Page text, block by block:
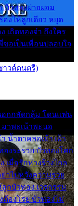
วทองผ่ายผอม
งไห้ลูกเดียว หยุด
เถิดทองจ๋า ถึงใคร
ขอเป็นเพื่อนปลอบใจ
าวด์ดนตรี)
อกกลัดกลุ้ม โดนแฟน
าพะเน้าพะนอ
น้ำตาคลอเบ้า เฝ้า
งระรวย บัวทองโศก
เมื่อรักห่างร้างไกล
าไปหวังความรวย
กบัวทอง เวรกรรม
องโรย บัวทองไม่